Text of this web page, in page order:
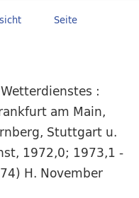
Seite
:
am Main,
Stuttgart u.
1972,0; 1973,1 -
H. November